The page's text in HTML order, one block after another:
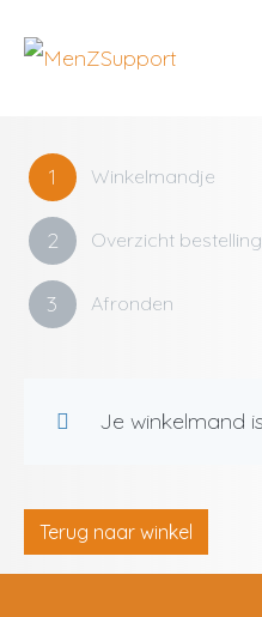
1 Winkelmandje
2 Overzicht bestelling
3 Afronden
Je winkelmand
Terug naar winkel